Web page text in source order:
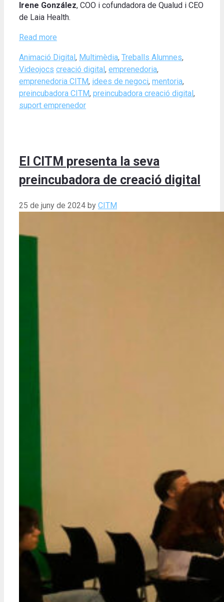
Irene González, COO i cofundadora de Qualud i CEO
de Laia Health.
Read more
Categories
Animació Digital , Multimèdia, Treballs Alumnes,
Videojocs Tags
creació digital , emprenedoria,
emprenedoria CITM, idees de negoci, mentoria,
preincubadora CITM, preincubadora creació digital ,
suport emprenedor
El CITM presenta la seva
preincubadora de creació digital
25 de juny de 2024 by CITM